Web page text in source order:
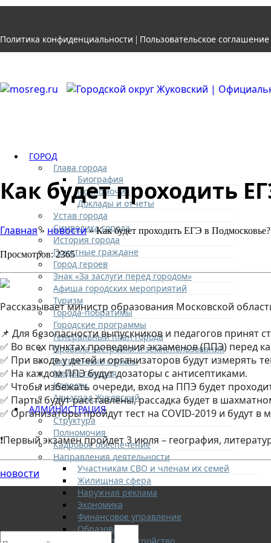
Политика конфиденциальности | Пользовательское соглашение
ГОРОД
Глава города
Биография
Полномочия
Доклады и отчеты
Устав города
Символика города
История города
Почетные граждане
Город героев
Знак «За заслуги перед городом»
Афиша городских мероприятий
Туризм
Города-побратимы
Городские программы
Генеральный план города
Правила застройки и землепользования
Экстренные службы
Медиа галерея
Новости
Авиаград Жуковский
АДМИНИСТРАЦИЯ
Структура
Полномочия
Кадровое обеспечение
Направления деятельности
Участникам СВО и членам их семей
Жилищная сфера
Наружная реклама
Экономика
Финансовое управление
Образование
ЖКХ и благоустройство
Как будет проходить
Главная» новости» Как будет проходить ЕГЭ в Подмосковье?
Просмотров: 2365
Рассказывает министр образования Московской
📌 Для безопасности выпускников и педагогов принят
✅ Во всех пунктах проведения экзаменов (ППЭ) перед
✅ При входе у детей и организаторов будут измерять
✅ На каждом ППЭ будут дозаторы с антисептиками.
✅ Чтобы избежать очереди, вход на ППЭ будет
✅ Парты будут расставлены, рассадка будет в
✅ Организаторы пройдут тест на COVID-2019 и будут в
❗Первый экзамен пройдет 3 июля – география,
новости